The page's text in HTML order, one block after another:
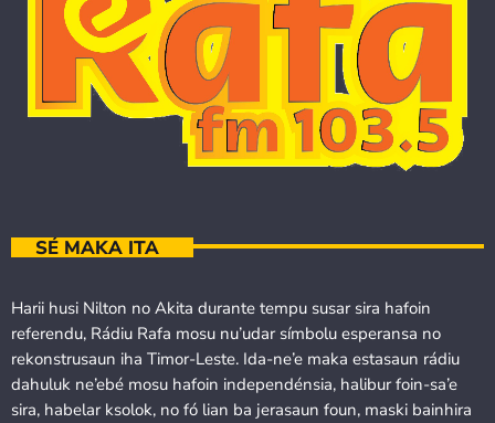
SÉ MAKA ITA
Harii husi Nilton no Akita durante tempu susar sira hafoin
referendu, Rádiu Rafa mosu nu’udar símbolu esperansa no
rekonstrusaun iha Timor-Leste. Ida-ne’e maka estasaun rádiu
dahuluk ne’ebé mosu hafoin independénsia, halibur foin-sa’e
sira, habelar ksolok, no fó lian ba jerasaun foun, maski bainhira